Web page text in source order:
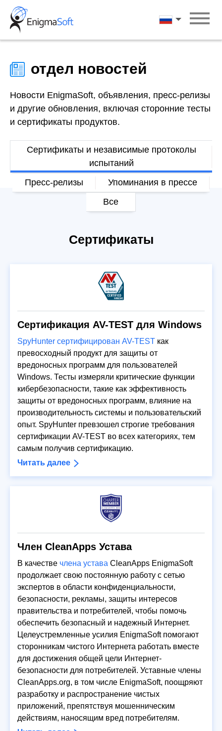
Skip
content
Русский
отдел новостей
Новости EnigmaSoft, объявления, пресс-релизы
и другие обновления, включая сторонние тесты
и сертификаты продуктов.
Сертификаты и независимые протоколы
испытаний
Пресс-релизы
Упоминания в прессе
Все
Сертификаты
Сертификация AV-TEST для Windows
SpyHunter сертифицирован AV-TEST как
превосходный продукт для защиты от
вредоносных программ для пользователей
Windows. Тесты измеряли критические функции
кибербезопасности, такие как эффективность
защиты от вредоносных программ, влияние на
производительность системы и пользовательский
опыт. SpyHunter превзошел строгие требования
сертификации AV-TEST во всех категориях, тем
самым получив сертификацию.
Читать далее
Член CleanApps Устава
В качестве члена устава CleanApps EnigmaSoft
продолжает свою постоянную работу с сетью
экспертов в области конфиденциальности,
безопасности, рекламы, защиты интересов
правительства и потребителей, чтобы помочь
обеспечить безопасный и надежный Интернет.
Целеустремленные усилия EnigmaSoft помогают
сторонникам чистого Интернета работать вместе
для достижения общей цели Интернет-
безопасности для потребителей. Уставные члены
CleanApps.org, в том числе EnigmaSoft, поощряют
разработку и распространение чистых
приложений, препятствуя мошенническим
действиям, наносящим вред потребителям.